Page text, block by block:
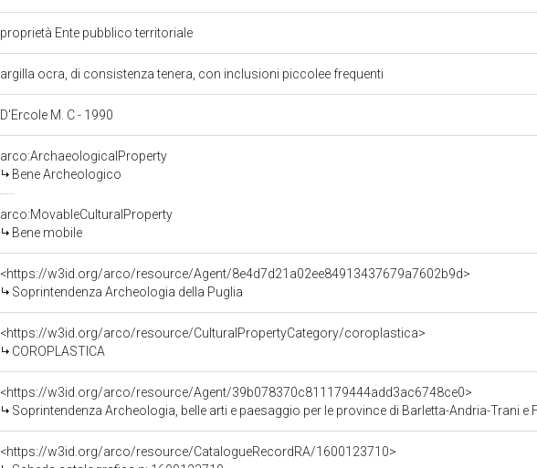
proprietà Ente pubblico territoriale
argilla ocra, di consistenza tenera, con inclusioni piccolee frequenti
D'Ercole M. C - 1990
arco:ArchaeologicalProperty
Bene Archeologico
arco:MovableCulturalProperty
Bene mobile
<https://w3id.org/arco/resource/Agent/8e4d7d21a02ee84913437679a7602b9d>
Soprintendenza Archeologia della Puglia
<https://w3id.org/arco/resource/CulturalPropertyCategory/coroplastica>
COROPLASTICA
<https://w3id.org/arco/resource/Agent/39b078370c811179444add3ac6748ce0>
Soprintendenza Archeologia, belle arti e paesaggio per le province di Barletta-Andria-Trani e
<https://w3id.org/arco/resource/CatalogueRecordRA/1600123710>